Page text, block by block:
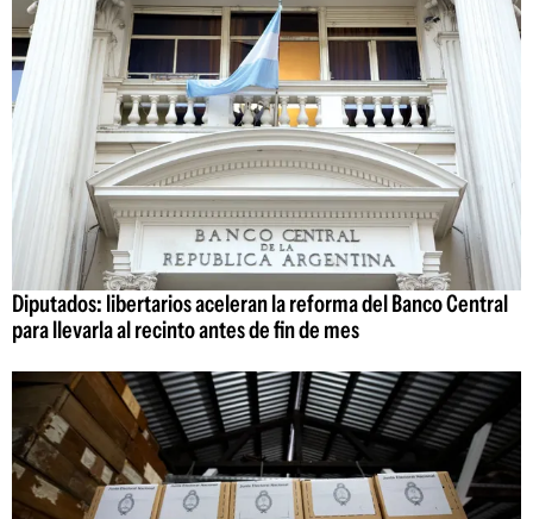
Diputados: libertarios aceleran la reforma del Banco Central
para llevarla al recinto antes de fin de mes